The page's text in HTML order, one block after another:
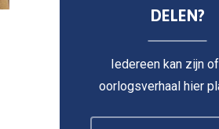
DELEN?
Iedereen kan zijn
oorlogsverhaal hier